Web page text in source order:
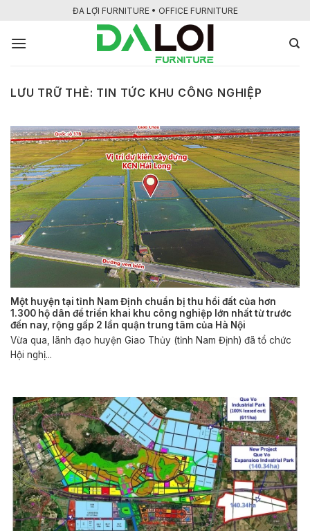
nội
ĐA LỢI FURNITURE • OFFICE FURNITURE
LƯU TRỮ THẺ: TIN TỨC KHU CÔNG NGHIỆP
Một huyện tại tỉnh Nam Định chuẩn bị thu hồi đất của hơn
1.300 hộ dân để triển khai khu công nghiệp lớn nhất từ trước
đến nay, rộng gấp 2 lần quận trung tâm của Hà Nội
Vừa qua, lãnh đạo huyện Giao Thủy (tỉnh Nam Định) đã tổ chức
Hội nghị...